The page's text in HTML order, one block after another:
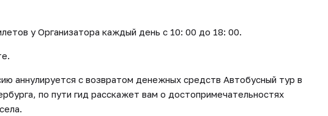
у Организатора каждый день c 10: 00 до 18: 00.
аннулируется с возвратом денежных средств Автобусный тур в
по пути гид расскажет вам о достопримечательностях